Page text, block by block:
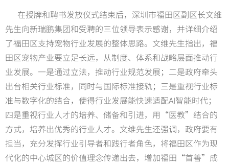
在授牌和聘书发放仪式结束后，深圳市福田区副区长文维
先生向新瑞鹏集团和受聘的三位领导表示感谢，并详细介绍
了福田区支持宠物行业发展的整体思路。文维先生指出，福
田区宠物产业要立足长远，从制度、体系和战略层面推动行
业发展。一是通过立法，推动行业规范发展；二是政府牵头
出台相关行业标准，同时与国际标准接轨；三是重视行业标
准与数字化的结合，使得行业发展能快速适配AI智能时代；
四是重视行业人才的培养、储备和引进，用“医教”结合的
方式，培养出优秀的行业人才。文维先生还强调，政府要有
担当，充分发挥行业引导者和践行者角色，将福田区作为现
代化的中心城区的价值理念传递出去，增加福田“首善”成